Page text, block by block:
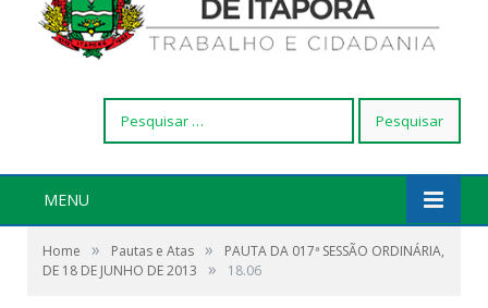
por:
MENU
Home » Pautas e Atas »
PAUTA DA 017ª SESSÃO ORDINÁRIA,
DE 18 DE JUNHO DE 2013
» 18.06